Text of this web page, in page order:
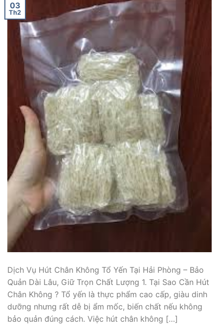
03
Th2
Dịch Vụ Hút Chân Không Tổ Yến Tại Hải Phòng – Bảo
Quản Dài Lâu, Giữ Trọn Chất Lượng 1. Tại Sao Cần Hút
Chân Không ? Tổ yến là thực phẩm cao cấp, giàu dinh
dưỡng nhưng rất dễ bị ẩm mốc, biến chất nếu không
bảo quản đúng cách. Việc hút chân không […]